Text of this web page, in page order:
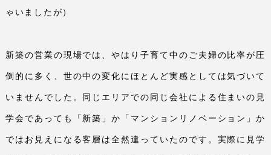
ゃいましたが）
新築の営業の現場では、やはり子育て中のご夫婦の比率が圧
倒的に多く、世の中の変化にほとんど実感としては気づいて
いませんでした。同じエリアでの同じ会社による住まいの見
学会であっても「新築」か「マンションリノベーション」か
ではお見えになる客層は全然違っていたのです。実際に見学